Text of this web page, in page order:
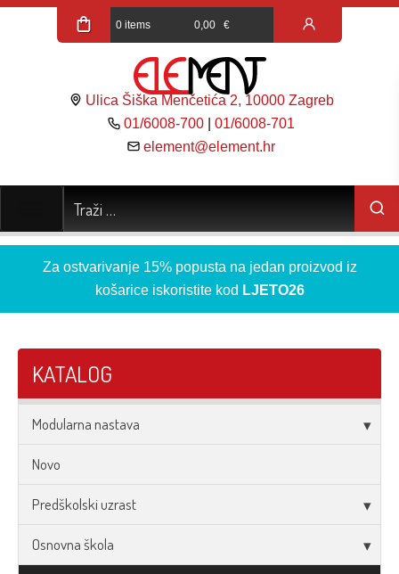
0 items 0,00 €
Ulica Šiška Menčetića 2, 10000 Zagreb
01/6008-700 |01/6008-701
element@element.hr
Za ostvarivanje 15% popusta na jedan proizvod iz
košarice iskoristite kod LJETO26
KATALOG
Modularna nastava
Novo
Predškolski uzrast
Osnovna škola